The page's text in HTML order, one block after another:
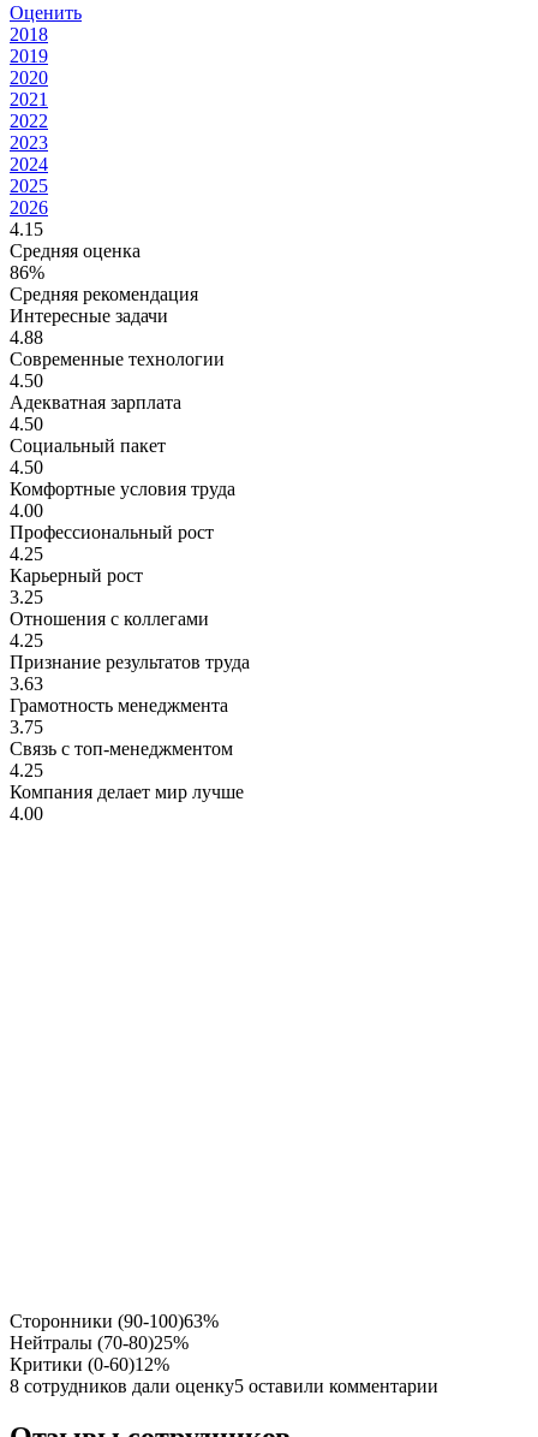
Оценить
2018
2019
2020
2021
2022
2023
2024
2025
2026
4.15
Средняя оценка
86%
Средняя рекомендация
Интересные задачи
4.88
Современные технологии
4.50
Адекватная зарплата
4.50
Социальный пакет
4.50
Комфортные условия труда
4.00
Профессиональный рост
4.25
Карьерный рост
3.25
Отношения с коллегами
4.25
Признание результатов труда
3.63
Грамотность менеджмента
3.75
Связь с топ-менеджментом
4.25
Компания делает мир лучше
4.00
Сторонники (90-100)63%
Нейтралы (70-80)25%
Критики (0-60)12%
8 сотрудников дали оценку5 оставили комментарии